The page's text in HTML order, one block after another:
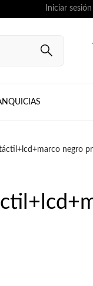
Iniciar sesión
negro